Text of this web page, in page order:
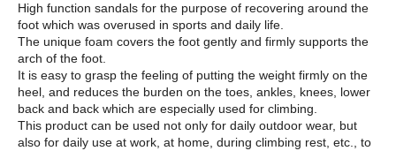
High function sandals for the purpose of recovering around the
foot which was overused in sports and daily life.
​The unique foam covers the foot gently and firmly supports the
arch of the foot.
​It is easy to grasp the feeling of putting the weight firmly on the
heel, and reduces the burden on the toes, ankles, knees, lower
back and back which are especially used for climbing.
​This product can be used not only for daily outdoor wear, but
also for daily use at work, at home, during climbing rest, etc., to